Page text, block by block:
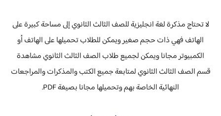
لا تحتاج مذكرة لغة انجليزية للصف الثالث الثانوي إلى مساحة كبيرة على
الهاتف فهي ذات حجم صغير ويمكن للطلاب تحميلها على الهاتف أو
الكمبيوتر مجانا ويمكن لجميع طلاب الصف الثالث الثانوي مشاهدة
قسم الصف الثالث الثانوي لمتابعة جميع الكتب والمذكرات والمراجعات
النهائية الخاصة بهم وتحميلها مجانا بصيغة PDF.